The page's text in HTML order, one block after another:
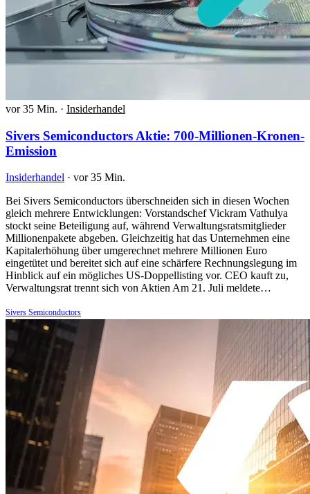
vor 35 Min. · Insiderhandel
Sivers Semiconductors Aktie: 700-Millionen-Kronen-
Emission
Insiderhandel · vor 35 Min.
Bei Sivers Semiconductors überschneiden sich in diesen Wochen
gleich mehrere Entwicklungen: Vorstandschef Vickram Vathulya
stockt seine Beteiligung auf, während Verwaltungsratsmitglieder
Millionenpakete abgeben. Gleichzeitig hat das Unternehmen eine
Kapitalerhöhung über umgerechnet mehrere Millionen Euro
eingetütet und bereitet sich auf eine schärfere Rechnungslegung im
Hinblick auf ein mögliches US-Doppellisting vor. CEO kauft zu,
Verwaltungsrat trennt sich von Aktien Am 21. Juli meldete…
Sivers Semiconductors